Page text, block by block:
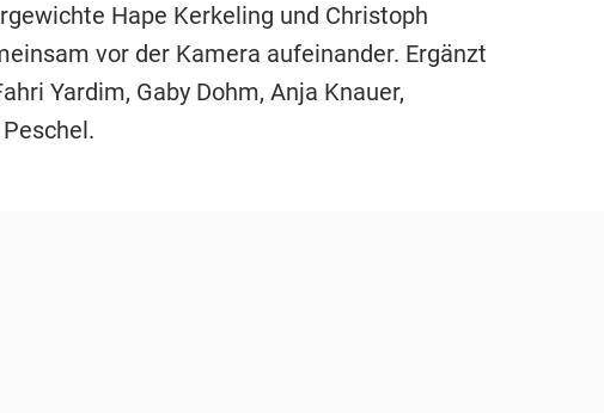
Hape Kerkeling und Christoph
vor der Kamera aufeinander. Ergänzt
Yardim, Gaby Dohm, Anja Knauer,